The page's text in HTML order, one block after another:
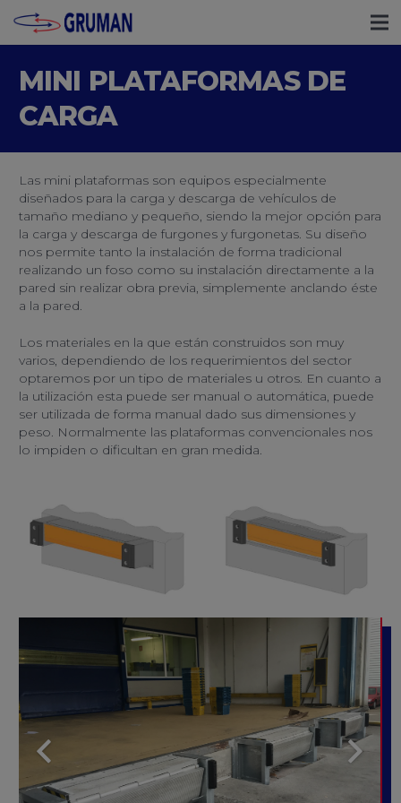
MINI PLATAFORMAS DE
CARGA
Las mini plataformas son equipos especialmente
diseñados para la carga y descarga de vehículos de
tamaño mediano y pequeño, siendo la mejor opción para
la carga y descarga de furgones y furgonetas. Su diseño
nos permite tanto la instalación de forma tradicional
realizando un foso como su instalación directamente a la
pared sin realizar obra previa, simplemente anclando éste
a la pared.
Los materiales en la que están construidos son muy
varios, dependiendo de los requerimientos del sector
optaremos por un tipo de materiales u otros. En cuanto a
la utilización esta puede ser manual o automática, puede
ser utilizada de forma manual dado sus dimensiones y
peso. Normalmente las plataformas convencionales nos
lo impiden o dificultan en gran medida.